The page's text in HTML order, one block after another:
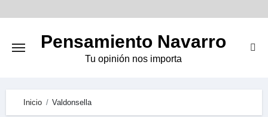
Pensamiento Navarro
Tu opinión nos importa
Inicio Valdonsella